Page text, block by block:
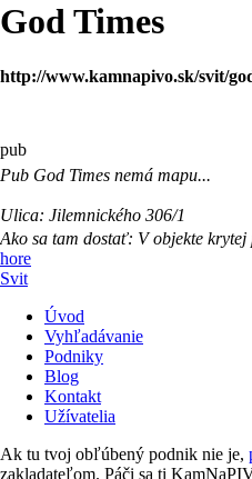
God Times
http://www.kamnapivo.sk/svit/
pub
Pub God Times nemá mapu...
Ulica: Jilemnického 306/1
Ako sa tam dostať: V objekte krytej
hore
Svit
Úvod
Vyhľadávanie
Podniky
Blog
Kontakt
Užívatelia
Ak tu tvoj obľúbený podnik nie je,
zakladateľom. Páči sa ti